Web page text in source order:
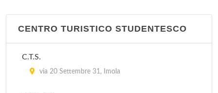
CENTRO TURISTICO STUDENTESCO
C.T.S.
via 20 Settembre 31, Imola